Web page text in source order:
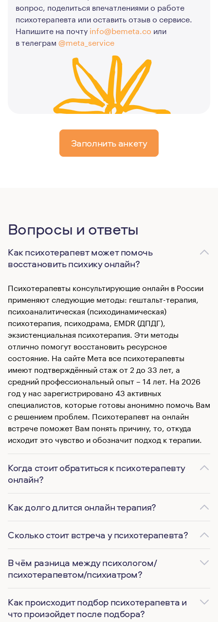
вопрос, поделиться впечатлениями о работе
психотерапевта или оставить отзыв о сервисе.
Напишите на почту info@bemeta.co или
в телеграм @meta_service
Заполнить анкету
Вопросы и ответы
Как психотерапевт может помочь
восстановить психику онлайн?
Психотерапевты консультирующие онлайн в России
применяют следующие методы: гештальт-терапия,
психоаналитическая (психодинамическая)
психотерапия, психодрама, EMDR (ДПДГ),
экзистенциальная психотерапия. Эти методы
отлично помогут восстановить ресурсное
состояние. На сайте Мета все психотерапевты
имеют подтверждённый стаж от 2 до 33 лет, а
средний профессиональный опыт – 14 лет. На 2026
год у нас зарегистрировано 43 активных
специалистов, которые готовы анонимно помочь Вам
с решением проблем. Психотерапевт на онлайн
встрече поможет Вам понять причину, то, откуда
исходит это чувство и обозначит подход к терапии.
Когда стоит обратиться к психотерапевту
онлайн?
Как долго длится онлайн терапия?
Сколько стоит встреча у психотерапевта?
В чём разница между психологом/
психотерапевтом/психиатром?
Как происходит подбор психотерапевта и
что произойдет после подбора?